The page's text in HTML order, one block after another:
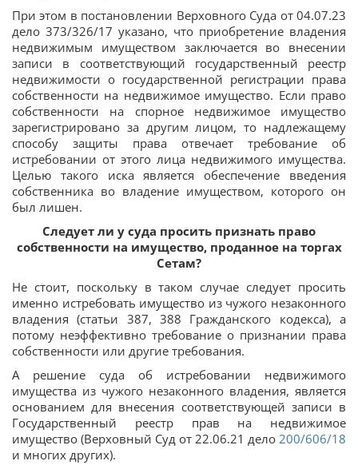
При этом в постановлении Верховного Суда от 04.07.23
дело 373/326/17 указано, что приобретение владения
недвижимым имуществом заключается во внесении
записи в соответствующий государственный реестр
недвижимости о государственной регистрации права
собственности на недвижимое имущество. Если право
собственности на спорное недвижимое имущество
зарегистрировано за другим лицом, то надлежащему
способу защиты права отвечает требование об
истребовании от этого лица недвижимого имущества.
Целью такого иска является обеспечение введения
собственника во владение имуществом, которого он
был лишен.
Следует ли у суда просить признать право
собственности на имущество, проданное на торгах
Сетам?
Не стоит, поскольку в таком случае следует просить
именно истребовать имущество из чужого незаконного
владения (статьи 387, 388 Гражданского кодекса), а
потому неэффективно требование о признании права
собственности или другие требования.
А решение суда об истребовании недвижимого
имущества из чужого незаконного владения, является
основанием для внесения соответствующей записи в
Государственный реестр прав на недвижимое
имущество (Верховный Суд от 22.06.21 дело 200/606/18
и многих других).